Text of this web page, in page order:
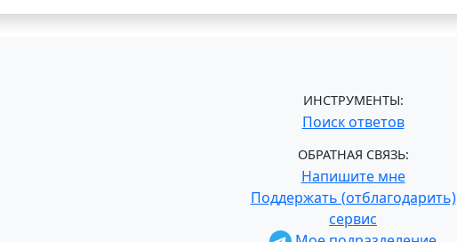
ИНСТРУМЕНТЫ:
Поиск ответов
ОБРАТНАЯ СВЯЗЬ:
Напишите мне
Поддержать (отблагодарить)
сервис